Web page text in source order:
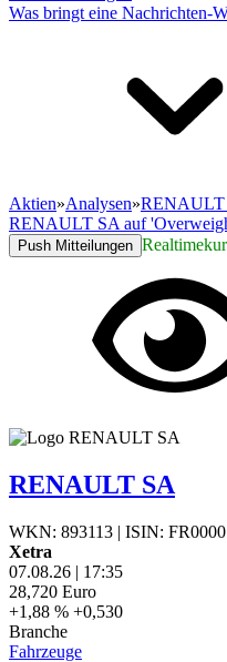
Was bringt eine Nachrichten-
Aktien»Analysen»
RENAULT SA auf
Push Mitteilungen
RENAULT SA
WKN: 893113 | ISIN:
Xetra
07.08.26 | 17:35
28,720 Euro
+1,88 % +0,530
Branche
Fahrzeuge